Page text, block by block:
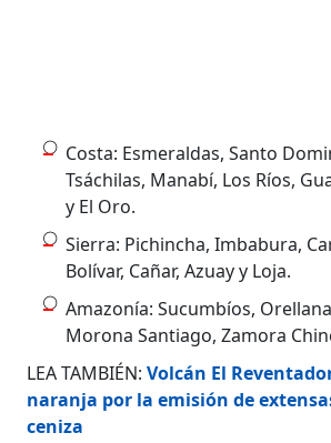
Costa: Esmeraldas, Santo
Tsáchilas, Manabí, Los Ríos,
y El Oro.
Sierra: Pichincha, Imbabura,
Bolívar, Cañar, Azuay y Loja.
Amazonía: Sucumbíos,
Morona Santiago, Zamora
LEA TAMBIÉN:Volcán El
naranja por la emisión de
ceniza